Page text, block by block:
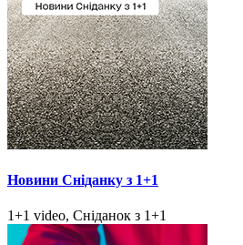
Новини Сніданку з 1+1
1+1 video, Сніданок з 1+1